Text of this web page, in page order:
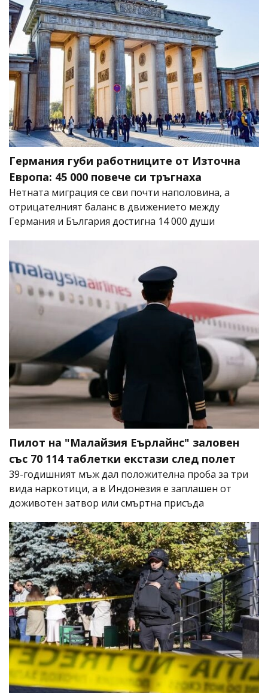
Германия губи работниците от Източна
Европа: 45 000 повече си тръгнаха
Нетната миграция се сви почти наполовина, а
отрицателният баланс в движението между
Германия и България достигна 14 000 души
Пилот на "Малайзия Еърлайнс" заловен
със 70 114 таблетки екстази след полет
39-годишният мъж дал положителна проба за три
вида наркотици, а в Индонезия е заплашен от
доживотен затвор или смъртна присъда